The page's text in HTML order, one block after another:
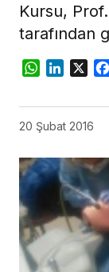
Kursu,
tarafından
WhatsApp
LinkedIn
X
20 Şubat 2016